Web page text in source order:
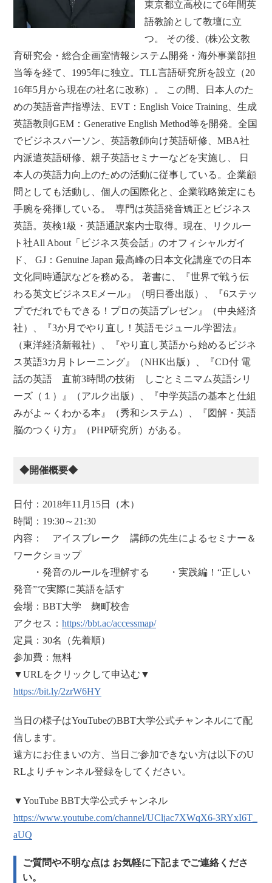
東京都立高校にて6年間英
語教諭として教壇に立
つ。 その後、(株)公文教
育研究会・総合企画室情報システム開発・海外事業部担
当等を経て、1995年に独立。TLL言語研究所を設立（20
16年5月から現在の社名に改称）。 この間、日本人のた
めの英語音声指導法、EVT：English Voice Training、生成
英語教則GEM：Generative English Method等を開発。全国
でビジネスパーソン、英語教師向け英語研修、MBA社
内派遣英語研修、親子英語セミナーなどを実施し、 日
本人の英語力向上のための活動に従事している。企業顧
問としても活動し、個人の国際化と、企業戦略策定にも
手腕を発揮している。 専門は英語発音矯正とビジネス
英語。英検1級・英語通訳案内士取得。現在、リクルー
ト社All About「ビジネス英会話」のオフィシャルガイ
ド、 GJ：Genuine Japan 最高峰の日本文化講座での日本
文化同時通訳などを務める。 著書に、『世界で戦う伝
わる英文ビジネスEメール』（明日香出版）、『6ステッ
プでだれでもできる！プロの英語プレゼン』（中央経済
社）、『3か月でやり直し！英語モジュール学習法』
（東洋経済新報社）、『やり直し英語から始めるビジネ
ス英語3カ月トレーニング』（NHK出版）、『CD付 電
話の英語 直前3時間の技術 しごとミニマム英語シリ
ーズ（１）』（アルク出版）、『中学英語の基本と仕組
みがよ～くわかる本』（秀和システム）、『図解・英語
脳のつくり方』（PHP研究所）がある。
◆開催概要◆
日付：2018年11月15日（木）
時間：19:30～21:30
内容： アイスブレーク 講師の先生によるセミナー＆
ワークショップ
・発音のルールを理解する ・実践編！“正しい
発音”で実際に英語を話す
会場：BBT大学 麹町校舎
アクセス：https://bbt.ac/accessmap/
定員：30名（先着順）
参加費：無料
▼URLをクリックして申込む▼
https://bit.ly/2zrW6HY
当日の様子はYouTubeのBBT大学公式チャンネルにて配
信します。
遠方にお住まいの方、当日ご参加できない方は以下のU
RLよりチャンネル登録をしてください。
▼YouTube BBT大学公式チャンネル
https://www.youtube.com/channel/UCljac7XWqX6-3RYxI6T_
aUQ
ご質問や不明な点は お気軽に下記までご連絡くださ
い。